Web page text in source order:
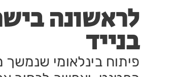
לראשונה
בנייד
פיתוח בינלאומי